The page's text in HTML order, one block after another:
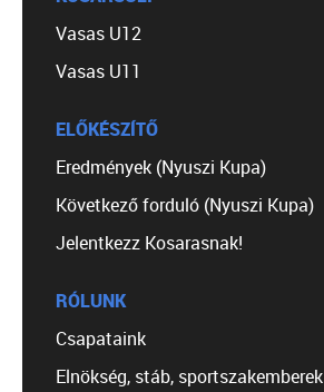
Vasas U12
Vasas U11
ELŐKÉSZÍTŐ
Eredmények (Nyuszi Kupa)
Következő forduló (Nyuszi Kupa)
Jelentkezz Kosarasnak!
RÓLUNK
Csapataink
Elnökség, stáb, sportszakemberek